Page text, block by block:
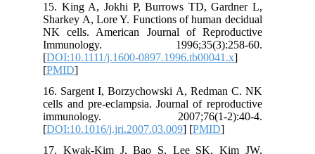
15. King A, Jokhi P, Burrows TD, Gardner L,
Sharkey A, Lore Y. Functions of human decidual
NK cells. American Journal of Reproductive
Immunology. 1996;35(3):258-60.
[DOI:10.1111/j.1600-0897.1996.tb00041.x
[PMID
16. Sargent I, Borzychowski A, Redman C. NK
cells and pre-eclampsia. Journal of reproductive
immunology. 2007;76(1-2):40-4.
[DOI:10.1016/j.jri.2007.03.009] [PMID
17. Kwak‐Kim J, Bao S, Lee SK, Kim JW,